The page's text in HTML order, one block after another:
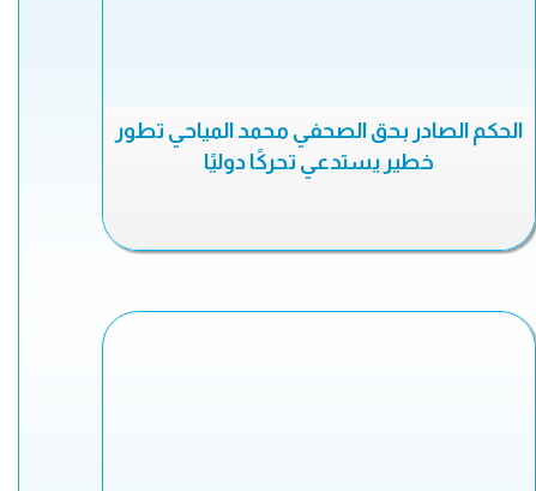
الحكم الصادر بحق الصحفي محمد المياحي تطور
خطير يستدعي تحركًا دوليًا